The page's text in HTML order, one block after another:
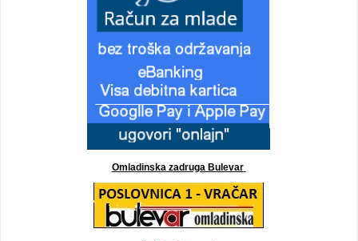
Omladinska zadruga Bulevar